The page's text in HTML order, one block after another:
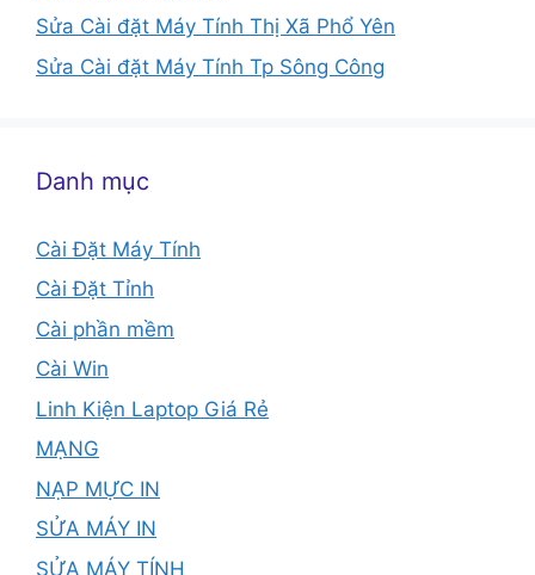
Sửa Cài đặt Máy Tính Thị Xã Phổ Yên
Sửa Cài đặt Máy Tính Tp Sông Công
Danh mục
Cài Đặt Máy Tính
Cài Đặt Tỉnh
Cài phần mềm
Cài Win
Linh Kiện Laptop Giá Rẻ
MẠNG
NẠP MỰC IN
SỬA MÁY IN
SỬA MÁY TÍNH